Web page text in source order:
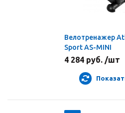
Велотренажер
Sport AS-MINI
4 284 руб. /шт